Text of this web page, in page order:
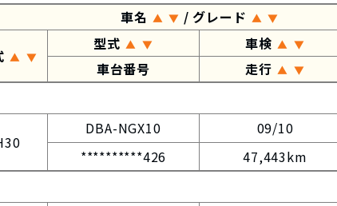
車名 ▲ ▼ / グレード ▲ ▼
▲ ▼
型式 ▲ ▼
車台番号
車検 ▲ ▼
走行 ▲ ▼
DBA-NGX10
**********426
09/10
47,443km